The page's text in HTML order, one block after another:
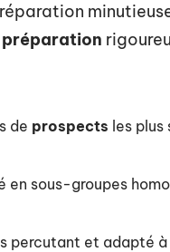
préparation
de prospects les
en sous-groupes
percutant et adapté